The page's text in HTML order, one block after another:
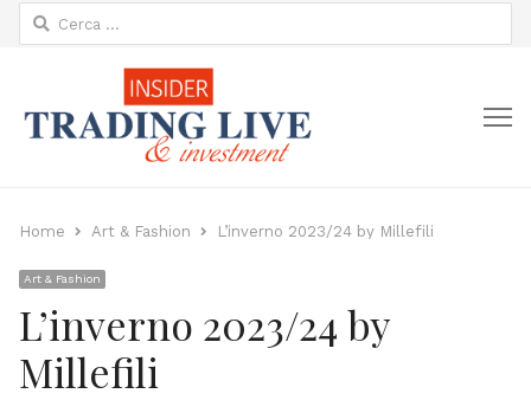
Ricerca
per:
Home Art & Fashion L’inverno 2023/24 by Millefili
Art & Fashion
L’inverno 2023/24 by
Millefili